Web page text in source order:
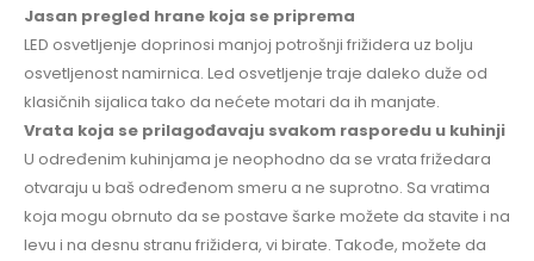
Jasan pregled hrane koja se priprema
LED osvetljenje doprinosi manjoj potrošnji frižidera uz bolju
osvetljenost namirnica. Led osvetljenje traje daleko duže od
klasičnih sijalica tako da nećete motari da ih manjate.
Vrata koja se prilagođavaju svakom rasporedu u kuhinji
U određenim kuhinjama je neophodno da se vrata frižedara
otvaraju u baš određenom smeru a ne suprotno. Sa vratima
koja mogu obrnuto da se postave šarke možete da stavite i na
levu i na desnu stranu frižidera, vi birate. Takođe, možete da